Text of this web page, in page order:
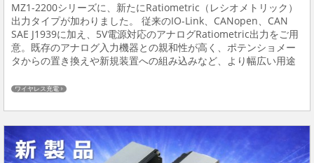
MZ1-2200シリーズに、新たにRatiometric（レシオメトリック）
出力タイプが加わりました。 従来のIO-Link、CANopen、CAN
SAE J1939に加え、5V電源対応のアナログRatiometric出力をご用
意。既存のアナログ入力機器との親和性が高く、ポテンショメー
タからの置き換えや新規装置への組み込みなど、より幅広い用途
ワイヤレス充電